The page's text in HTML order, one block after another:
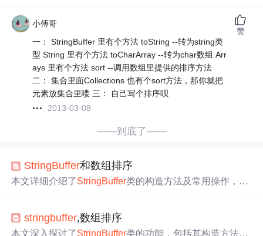
小傅哥
一： StringBuffer 里有个方法 toString --转为string类
型 String 里有个方法 toCharArray --转为char数组 Arr
ays 里有个方法 sort --调用数组里提供的排序方法
二： 集合里面Collections 也有个sort方法，那你就把
元素放集合里喽 三： 自己写个排序呗
2013-03-08
赞
——到底了——
StringBuffer和数组排序
本文详细介绍了StringBuffer类的构造方法及常用操作，并
式。stringbuffer,数组排序
本文深入探讨了StringBuffer类的功能，包括其构造方法、